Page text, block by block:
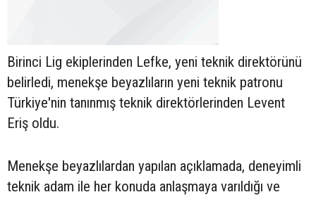
Birinci Lig ekiplerinden Lefke, yeni teknik direktörünü
belirledi, menekşe beyazlıların yeni teknik patronu
Türkiye'nin tanınmış teknik direktörlerinden Levent
Eriş oldu.
Menekşe beyazlılardan yapılan açıklamada, deneyimli
teknik adam ile her konuda anlaşmaya varıldığı ve